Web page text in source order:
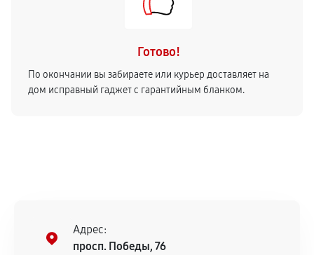
Готово!
По окончании вы забираете или курьер доставляет на
дом исправный гаджет с гарантийным бланком.
Адрес:
просп. Победы, 76